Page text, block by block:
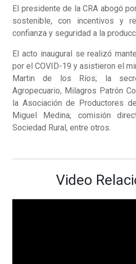
El presidente de la CRA abogó
sostenible, con incentivos y
confianza y seguridad a la
El acto inaugural se realizó
por el COVID-19 y asistieron el
Martin de los Ríos; la
Agropecuario, Milagros Patrón
la Asociación de Productores
Miguel Medina, comisión
Sociedad Rural, entre otros.
Video